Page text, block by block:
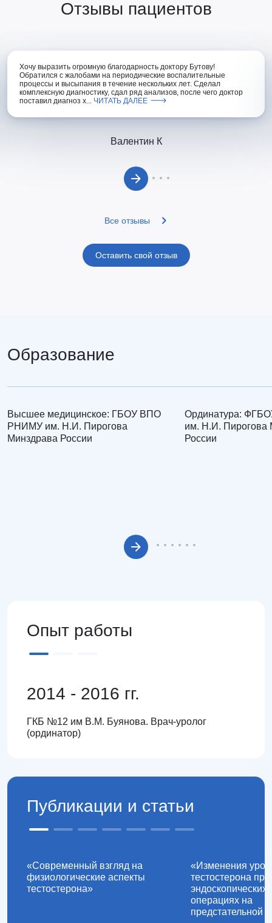
Отзывы пациентов
Хочу выразить огромную благодарность доктору Бутову!
Обратился с жалобами на периодические воспалительные
процессы и высыпания в течение нескольких лет. Сделал
комплексную диагностику, сдал ряд анализов, после чего доктор
поставил диагноз х... ЧИТАТЬ ДАЛЕЕ
Валентин К
Все отзывы
Оставить свой отзыв
Образование
Высшее медицинское: ГБОУ ВПО
РНИМУ им. Н.И. Пирогова
Минздрава России
Ординатура:
им. Н.И. Пирогова
России
Опыт работы
2014 - 2016 гг.
ГКБ №12 им В.М. Буянова. Врач-уролог
(ординатор)
Публикации и статьи
«Современный взгляд на
физиологические аспекты
тестостерона»
«Изменения
тестостерона при
эндоскопических
операциях на
предстательной